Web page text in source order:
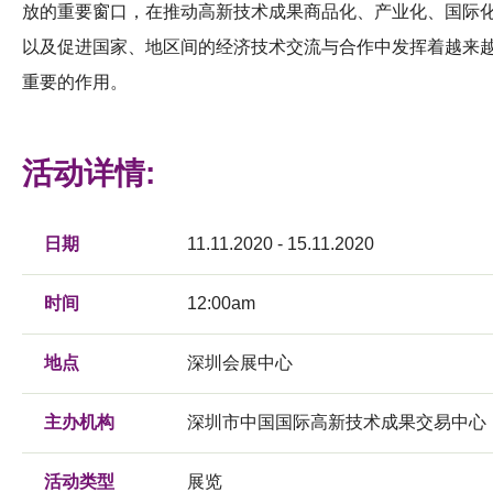
放的重要窗口，在推动高新技术成果商品化、产业化、国际
以及促进国家、地区间的经济技术交流与合作中发挥着越来
重要的作用。
活动详情:
日期 11.11.2020 - 15.11.2020
时间 12:00am
地点 深圳会展中心
主办机构 深圳市中国国际高新技术成果交易中心
活动类型 展览